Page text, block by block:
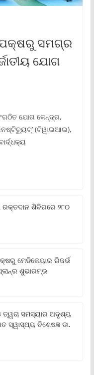
ସମଗ୍ର
ଯୋଗ
ଯୋଗ କେନ୍ଦ୍ର,
(ଟିୱାଇଆଇ),
ଶିବିରରେ ୨୮୦
ମେଡିକେୟାର ରିଜର୍ଭ
ଶୁଭାରମ୍ଭ
ତ୍ୱଚା ସମସ୍ୟାର ଅଦୃଶ୍ୟ
ସ୍ୱାସ୍ଥ୍ୟ ବିଶେଷଜ୍ଞ ଡା.